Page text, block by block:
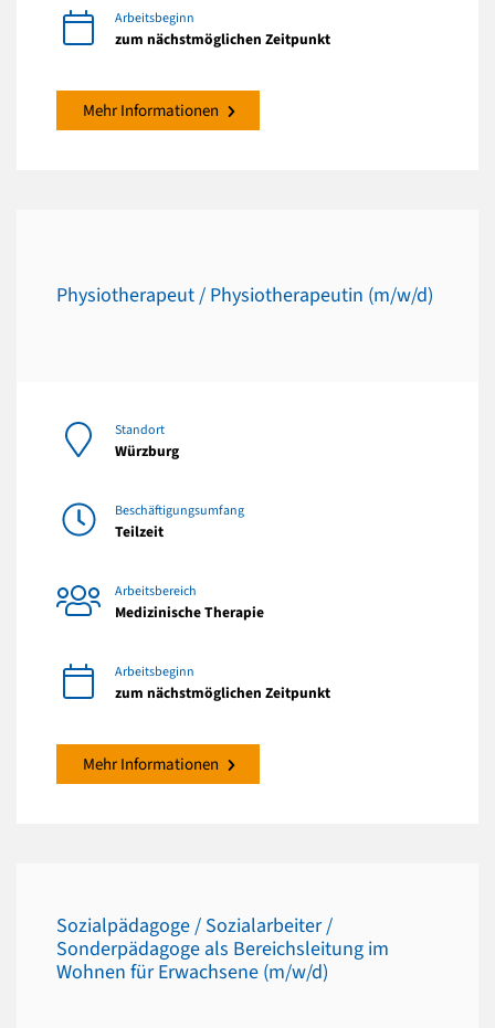
Arbeitsbeginn
zum nächstmöglichen Zeitpunkt
Mehr Informationen
Physiotherapeut / Physiotherapeutin (m/w/d)
Standort
Würzburg
Beschäftigungsumfang
Teilzeit
Arbeitsbereich
Medizinische Therapie
Arbeitsbeginn
zum nächstmöglichen Zeitpunkt
Mehr Informationen
Sozialpädagoge / Sozialarbeiter /
Sonderpädagoge als Bereichsleitung im
Wohnen für Erwachsene (m/w/d)